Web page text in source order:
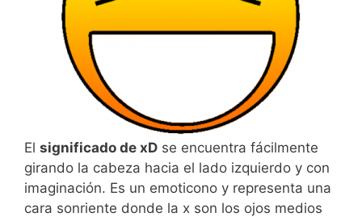
El significado de xD se encuentra fácilmente
girando la cabeza hacia el lado izquierdo y con
imaginación. Es un emoticono y representa una
cara sonriente donde la x son los ojos medios